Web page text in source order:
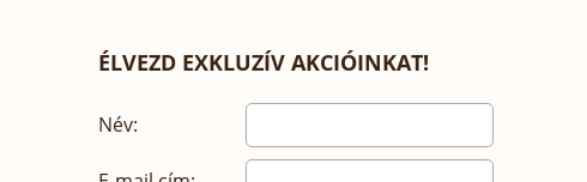
ÉLVEZD EXKLUZÍV AKCIÓINKAT!
Név: